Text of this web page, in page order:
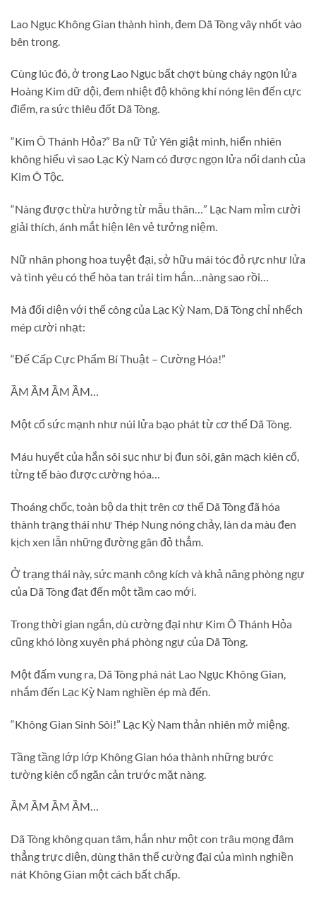
Lao Ngục Không Gian thành hình, đem Dã Tòng vây nhốt vào
bên trong.
Cùng lúc đó, ở trong Lao Ngục bất chợt bùng cháy ngọn lửa
Hoàng Kim dữ dội, đem nhiệt độ không khí nóng lên đến cực
điểm, ra sức thiêu đốt Dã Tòng.
“Kim Ô Thánh Hỏa?” Ba nữ Tử Yên giật mình, hiển nhiên
không hiểu vì sao Lạc Kỳ Nam có được ngọn lửa nổi danh của
Kim Ô Tộc.
“Nàng được thừa hưởng từ mẫu thân…” Lạc Nam mỉm cười
giải thích, ánh mắt hiện lên vẻ tưởng niệm.
Nữ nhân phong hoa tuyệt đại, sở hữu mái tóc đỏ rực như lửa
và tình yêu có thể hòa tan trái tim hắn…nàng sao rồi…
Mà đối diện với thế công của Lạc Kỳ Nam, Dã Tòng chỉ nhếch
mép cười nhạt:
“Đế Cấp Cực Phẩm Bí Thuật – Cường Hóa!”
ẦM ẦM ẦM ẦM…
Một cổ sức mạnh như núi lửa bạo phát từ cơ thể Dã Tòng.
Máu huyết của hắn sôi sục như bị đun sôi, gân mạch kiên cố,
từng tế bào được cường hóa…
Thoáng chốc, toàn bộ da thịt trên cơ thể Dã Tòng đã hóa
thành trạng thái như Thép Nung nóng chảy, làn da màu đen
kịch xen lẫn những đường gân đỏ thẳm.
Ở trạng thái này, sức mạnh công kích và khả năng phòng ngự
của Dã Tòng đạt đến một tầm cao mới.
Trong thời gian ngắn, dù cường đại như Kim Ô Thánh Hỏa
cũng khó lòng xuyên phá phòng ngự của Dã Tòng.
Một đấm vung ra, Dã Tòng phá nát Lao Ngục Không Gian,
nhắm đến Lạc Kỳ Nam nghiền ép mà đến.
“Không Gian Sinh Sôi!” Lạc Kỳ Nam thản nhiên mở miệng.
Tầng tầng lớp lớp Không Gian hóa thành những bước
tường kiên cố ngăn cản trước mặt nàng.
ẦM ẦM ẦM ẦM…
Dã Tòng không quan tâm, hắn như một con trâu mọng đâm
thẳng trực diện, dùng thân thể cường đại của mình nghiền
nát Không Gian một cách bất chấp.